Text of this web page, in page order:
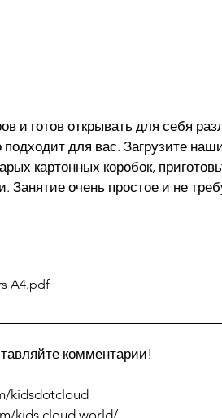
и готов открывать для себя
подходит для вас. Загрузите
картонных коробок,
Занятие очень простое и не
A4.pdf
комментарии!
kidsdotcloud